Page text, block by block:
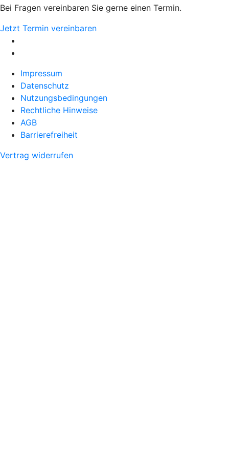
Bei Fragen vereinbaren Sie gerne einen Termin.
Jetzt Termin vereinbaren
Impressum
Datenschutz
Nutzungsbedingungen
Rechtliche Hinweise
AGB
Barrierefreiheit
Vertrag widerrufen